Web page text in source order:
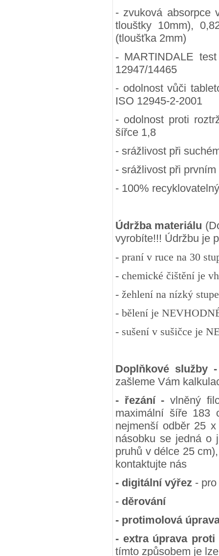
- zvuková absorpce
tlouštky 10mm),
(tloušťka 2mm)
- MARTINDALE
12947/14465
- odolnost vůči
ISO 12945-2-2001
- odolnost proti
šířce 1,8
- srážlivost při
- srážlivost při
- 100% recyklovatelný
Údržba materiálu
vyrobíte!!! Údržbu je
- praní v ruce na 30
- chemické čištění je
- žehlení na nízký
- bělení je
- sušení v sušičce je
Doplňkové služby
zašleme Vám
- řezání - vlněný
maximální šíře 183
nejmenší odběr 25
násobku se jedná o
pruhů v délce 25
kontaktujte nás
- digitální výřez -
- děrování
- protimolová
- extra úprava
tímto způsobem je